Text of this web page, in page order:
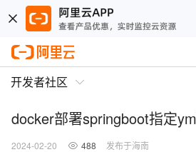
开发者社区
docker部署springboot指定
2024-02-20 488 发布于海南